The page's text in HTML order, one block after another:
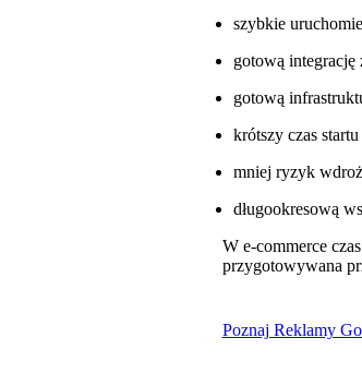
szybkie
gotową integrację
gotową
krótszy czas
mniej ryzyk
długookresową
W e-commerce
przygotowywana
Poznaj Reklamy